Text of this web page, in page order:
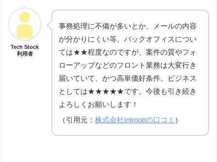
Tech Stock
利用者
事務処理に不備が多いとか、メールの内容
が分かりにくい等、バックオフィスについ
ては★★程度なのですが、案件の質やフォ
ローアップなどのフロント業務は大変行き
届いていて、かつ高単価好条件。ビジネス
としては★★★★★です。今後も引き続き
よろしくお願いします！
（引用元： 株式会社Introopの口コミ ）